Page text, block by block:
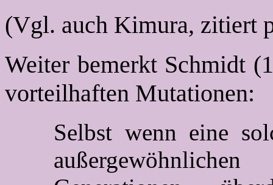
(Vgl. auch Kimura, zitiert
Weiter bemerkt Schmidt
vorteilhaften Mutationen:
Selbst wenn eine